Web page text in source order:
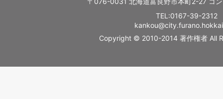
TEL:0167-39-2312
Copyright © 2010-2014 著作権者 All